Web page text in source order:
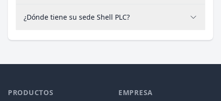
¿Dónde tiene su sede Shell PLC?
PRODUCTOS EMPRESA